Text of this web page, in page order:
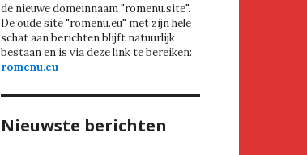
de nieuwe domeinnaam "romenu.site".
De oude site "romenu.eu" met zijn hele
schat aan berichten blijft natuurlijk
bestaan en is via deze link te bereiken:
romenu.eu
Nieuwste berichten